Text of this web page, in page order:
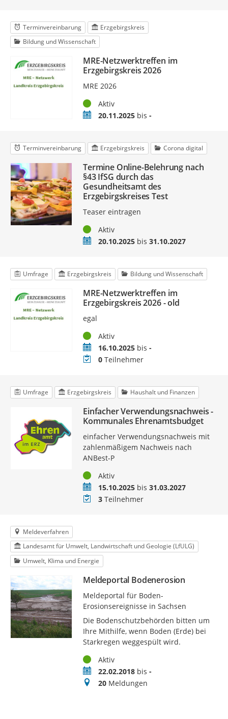
Terminvereinbarung
Erzgebirgskreis
Bildung und Wissenschaft
MRE-Netzwerktreffen im
Erzgebirgskreis 2026
MRE 2026
StatusAktiv
Zeitraum20.11.2025bis -
Terminvereinbarung Erzgebirgskreis Corona digital
Termine Online-Belehrung nach
§43 IfSG durch das
Gesundheitsamt des
Erzgebirgskreises Test
Teaser eintragen
StatusAktiv
Zeitraum20.10.2025bis 31.10.2027
Umfrage Erzgebirgskreis Bildung und Wissenschaft
MRE-Netzwerktreffen im
Erzgebirgskreis 2026 - old
egal
StatusAktiv
Zeitraum16.10.2025bis -
Teilnehmer
0Teilnehmer
Umfrage Erzgebirgskreis Haushalt und Finanzen
Einfacher Verwendungsnachweis -
Kommunales Ehrenamtsbudget
einfacher Verwendungsnachweis mit
zahlenmäßigem Nachweis nach
ANBest-P
StatusAktiv
Zeitraum15.10.2025bis 31.03.2027
Teilnehmer
3Teilnehmer
Meldeverfahren
Landesamt für Umwelt, Landwirtschaft und Geologie (LfULG)
Umwelt, Klima und Energie
Meldeportal Bodenerosion
Meldeportal für Boden-
Erosionsereignisse in Sachsen
Die Bodenschutzbehörden bitten um
Ihre Mithilfe, wenn Boden (Erde) bei
Starkregen weggespült wird.
StatusAktiv
Zeitraum22.02.2018bis -
Meldungen
20Meldungen